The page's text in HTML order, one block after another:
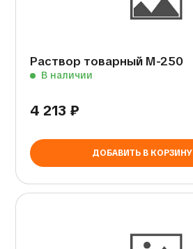
Раствор товарный М-250
В наличии
4 213 ₽
ДОБАВИТЬ В КОРЗИНУ